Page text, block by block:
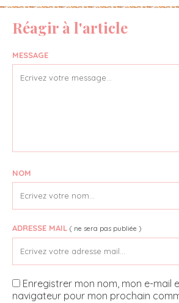
Réagir à l'article
MESSAGE
NOM
ADRESSE MAIL ( ne sera pas publiée )
Enregistrer mon nom, mon e-mail
navigateur pour mon prochain